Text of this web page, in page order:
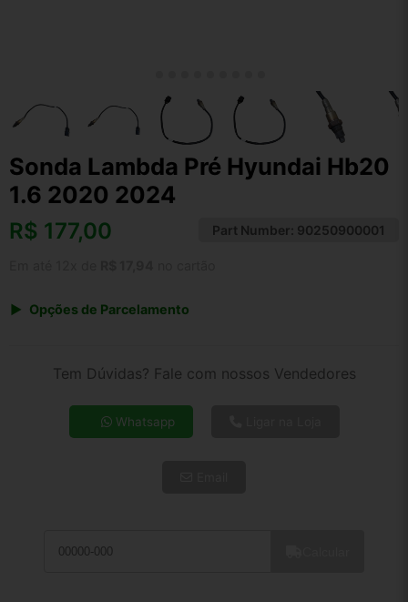
Sonda Lambda Pré Hyundai Hb20
1.6 2020 2024
R$ 177,00 Part Number: 90250900001
Opções de Parcelamento
4x de R$ 49,06
5x de R$ 39,76
10x de R$ 21,00
Tem Dúvidas? Fale com nossos Vendedores
Whatsapp